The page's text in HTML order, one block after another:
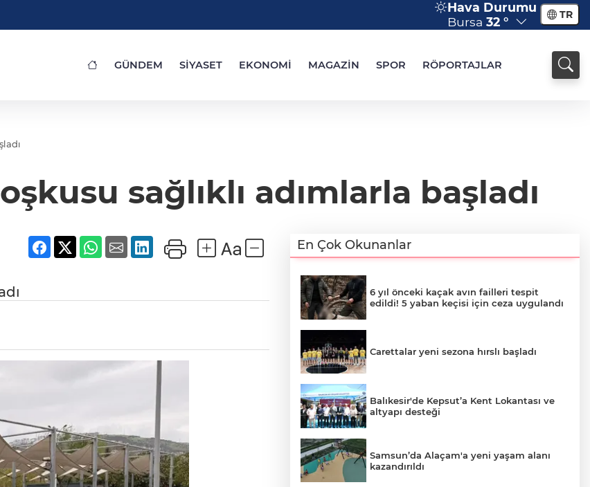
Hava Durumu
Bursa 32 ° TR
GÜNDEM SİYASET EKONOMİ MAGAZİN SPOR RÖPORTAJLAR
sağlıklı adımlarla başladı
En Çok Okunanlar
6 yıl önceki kaçak avın failleri tespit
edildi! 5 yaban keçisi için ceza uygulandı
Carettalar yeni sezona hırslı başladı
Balıkesir'de Kepsut’a Kent Lokantası ve
altyapı desteği
Samsun’da Alaçam'a yeni yaşam alanı
kazandırıldı